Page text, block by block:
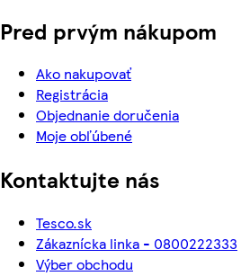
Pred prvým nákupom
Ako nakupovať
Registrácia
Objednanie doručenia
Moje obľúbené
Kontaktujte nás
Tesco.sk
Zákaznícka linka - 0800222333
Výber obchodu